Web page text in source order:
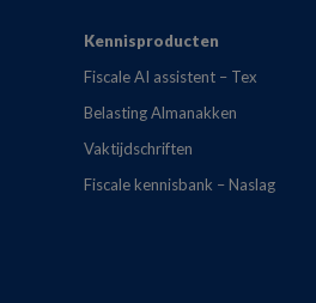
Kennisproducten
Fiscale AI assistent – Tex
Belasting Almanakken
Vaktijdschriften
Fiscale kennisbank – Naslag